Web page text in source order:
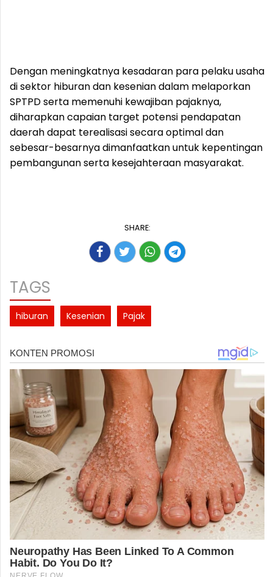
Dengan meningkatnya kesadaran para pelaku usaha
di sektor hiburan dan kesenian dalam melaporkan
SPTPD serta memenuhi kewajiban pajaknya,
diharapkan capaian target potensi pendapatan
daerah dapat terealisasi secara optimal dan
sebesar-besarnya dimanfaatkan untuk kepentingan
pembangunan serta kesejahteraan masyarakat.
SHARE:
TAGS
hiburan Kesenian Pajak